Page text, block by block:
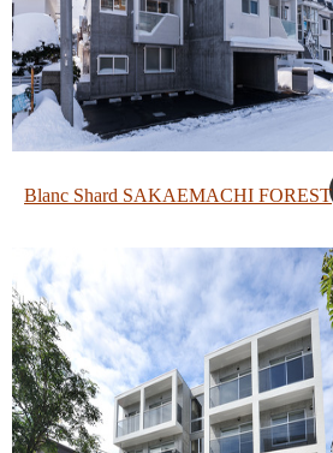
Blanc Shard SAKAEMACHI FOREST